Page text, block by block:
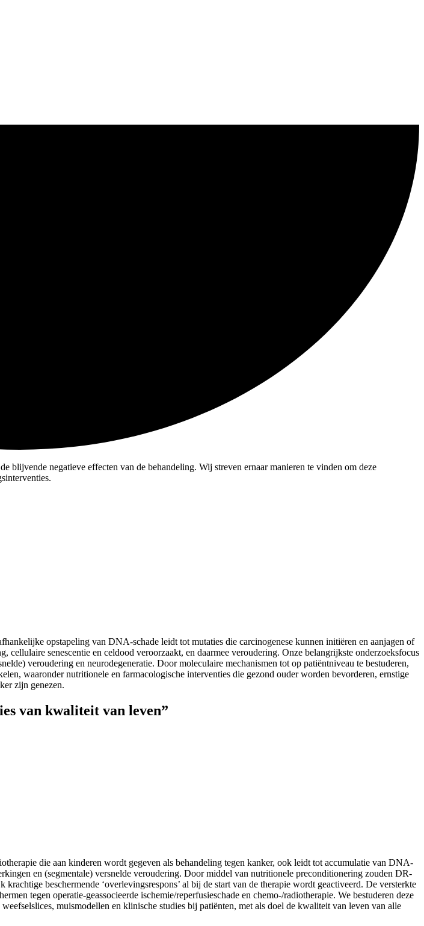
blijvende negatieve effecten van de behandeling. Wij streven ernaar manieren te vinden om deze
opstapeling van DNA-schade leidt tot mutaties die carcinogenese kunnen initiëren en aanjagen of
senescentie en celdood veroorzaakt, en daarmee veroudering. Onze belangrijkste onderzoeksfocus
veroudering en neurodegeneratie. Door moleculaire mechanismen tot op patiëntniveau te bestuderen,
waaronder nutritionele en farmacologische interventies die gezond ouder worden bevorderen, ernstige
zijn genezen.
van kwaliteit van leven”
die aan kinderen wordt gegeven als behandeling tegen kanker, ook leidt tot accumulatie van DNA-
en (segmentale) versnelde veroudering. Door middel van nutritionele preconditionering zouden DR-
beschermende ‘overlevingsrespons’ al bij de start van de therapie wordt geactiveerd. De versterkte
tegen operatie-geassocieerde ischemie/reperfusieschade en chemo-/radiotherapie. We bestuderen deze
muismodellen en klinische studies bij patiënten, met als doel de kwaliteit van leven van alle